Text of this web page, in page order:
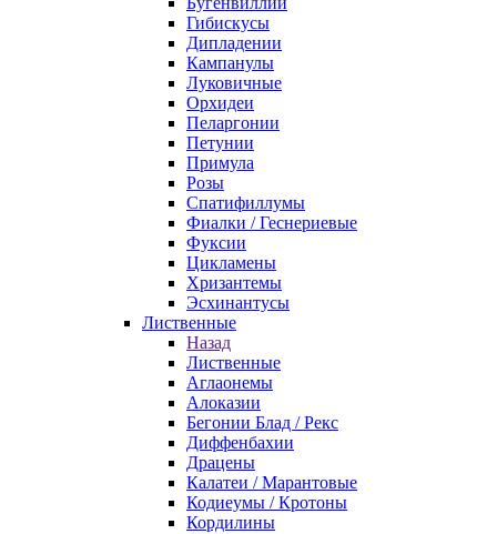
Гибискусы
Дипладении
Кампанулы
Луковичные
Орхидеи
Пеларгонии
Петунии
Примула
Розы
Спатифиллумы
Фиалки / Геснериевые
Фуксии
Цикламены
Хризантемы
Эсхинантусы
Лиственные
Назад
Лиственные
Аглаонемы
Алоказии
Бегонии Блад / Рекс
Диффенбахии
Драцены
Калатеи / Марантовые
Кодиеумы / Кротоны
Кордилины